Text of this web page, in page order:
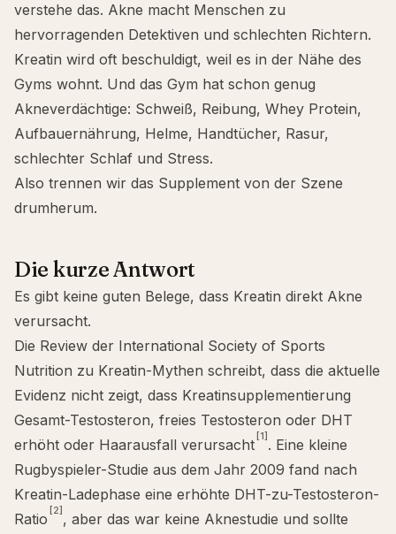
verstehe das. Akne macht Menschen zu
hervorragenden Detektiven und schlechten Richtern.
Kreatin wird oft beschuldigt, weil es in der Nähe des
Gyms wohnt. Und das Gym hat schon genug
Akneverdächtige: Schweiß, Reibung, Whey Protein,
Aufbauernährung, Helme, Handtücher, Rasur,
schlechter Schlaf und Stress.
Also trennen wir das Supplement von der Szene
drumherum.
Die kurze Antwort
Es gibt keine guten Belege, dass Kreatin direkt Akne
verursacht.
Die Review der International Society of Sports
Nutrition zu Kreatin-Mythen schreibt, dass die aktuelle
Evidenz nicht zeigt, dass Kreatinsupplementierung
Gesamt-Testosteron, freies Testosteron oder DHT
erhöht oder Haarausfall verursacht [1] . Eine kleine
Rugbyspieler-Studie aus dem Jahr 2009 fand nach
Kreatin-Ladephase eine erhöhte DHT-zu-Testosteron-
Ratio [2] , aber das war keine Aknestudie und sollte